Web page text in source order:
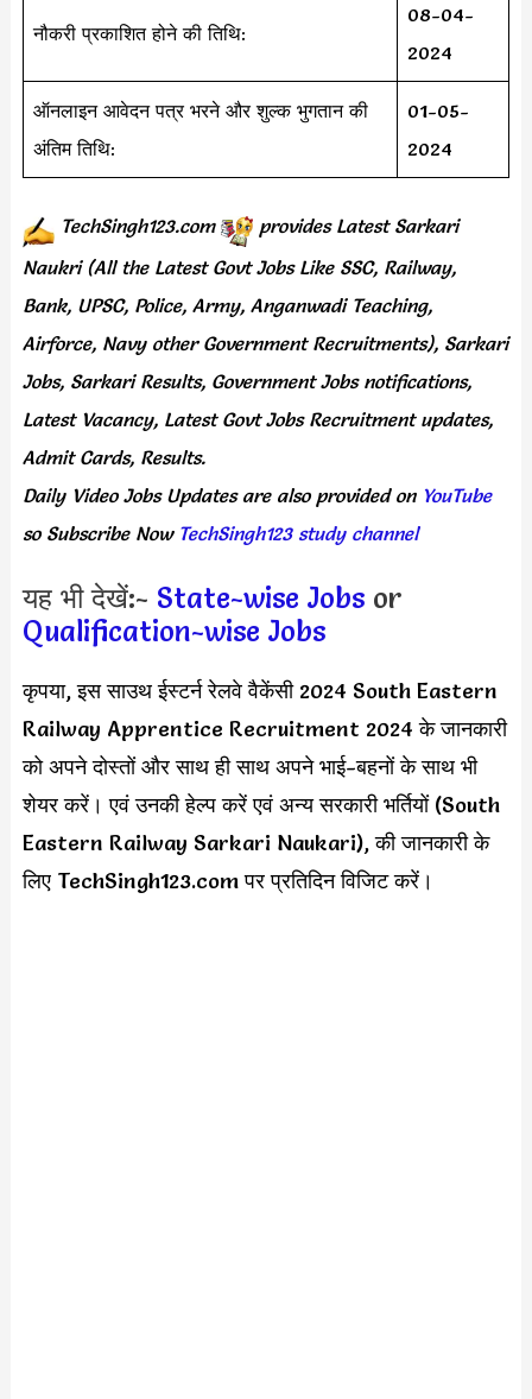
नौकरी प्रकाशित होने की तिथि:
08-04-
2024
ऑनलाइन आवेदन पत्र भरने और शुल्क भुगतान की
अंतिम तिथि:
01-05-
2024
TechSingh123.com provides Latest Sarkari
Naukri (All the Latest Govt Jobs Like SSC, Railway,
Bank, UPSC, Police, Army, Anganwadi Teaching,
Airforce, Navy other Government Recruitments), Sarkari
Jobs, Sarkari Results, Government Jobs notifications,
Latest Vacancy, Latest Govt Jobs Recruitment updates,
Admit Cards, Results.
Daily Video Jobs Updates are also provided onYouTube
so Subscribe Now TechSingh123 study channel
यह भी देखें:- State-wise Jobs or
Qualification-wise Jobs
कृपया, इस साउथ ईस्टर्न रेलवे वैकेंसी 2024 South Eastern
Railway Apprentice Recruitment 2024 के जानकारी
को अपने दोस्तों और साथ ही साथ अपने भाई-बहनों के साथ भी
शेयर करें। एवं उनकी हेल्प करें एवं अन्य सरकारी भर्तियों (South
Eastern Railway Sarkari Naukari), की जानकारी के
लिए TechSingh123.com पर प्रतिदिन विजिट करें।